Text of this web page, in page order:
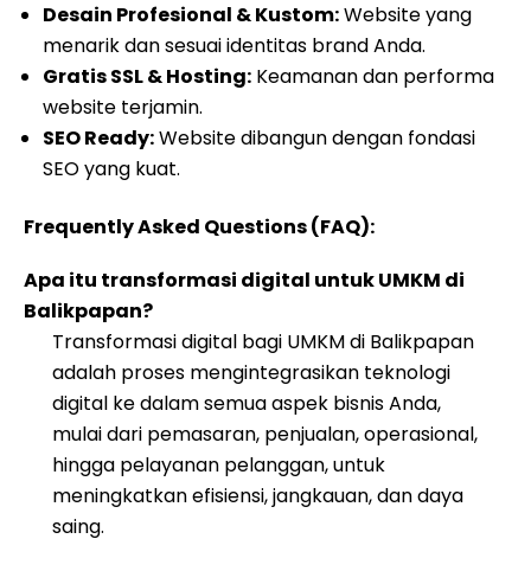
Desain Profesional & Kustom:Website yang
menarik dan sesuai identitas brand Anda.
Gratis SSL & Hosting: Keamanan dan performa
website terjamin.
SEO Ready:Website dibangun dengan fondasi
SEO yang kuat.
Frequently Asked Questions (FAQ):
Apa itu transformasi digital untuk UMKM di
Balikpapan?
Transformasi digital bagi UMKM di Balikpapan
adalah proses mengintegrasikan teknologi
digital ke dalam semua aspek bisnis Anda,
mulai dari pemasaran, penjualan, operasional,
hingga pelayanan pelanggan, untuk
meningkatkan efisiensi, jangkauan, dan daya
saing.